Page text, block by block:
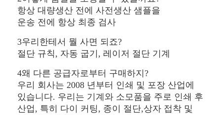
항상 대량생산 전에 사전생산 샘플을
운송 전에 항상 최종 검사
3우리한테서 뭘 사면 되죠?
절단 규칙, 자동 굽기, 레이저 절단 기계
4왜 다른 공급자로부터 구매하지?
우리 회사는 2008 년부터 인쇄 및 포장 산업에
있습니다. 우리는 기계와 소모품을 주로 인쇄 후
산업, 특히 다이 커팅, 종이 절단,상자 접착 및